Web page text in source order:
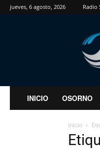
jueves, 6 agosto, 2026 Radio
INICIO OSORNO
Inicio